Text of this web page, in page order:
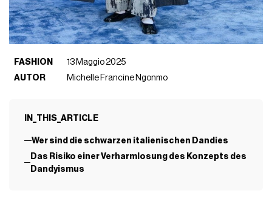
FASHION
13 Maggio 2025
AUTOR
Michelle Francine Ngonmo
IN_THIS_ARTICLE
Wer sind die schwarzen italienischen Dandies
Das Risiko einer Verharmlosung des Konzepts des
Dandyismus